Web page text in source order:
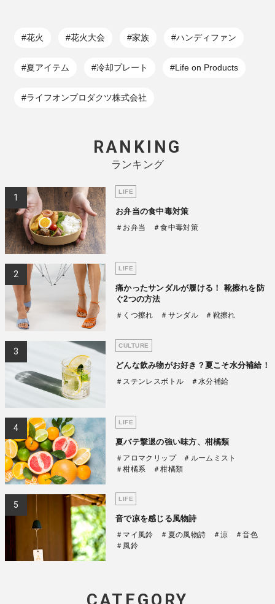
#花火 #花火大会 #家族 #ハンディファン
#夏アイテム #冷却プレート #Life on Products
#ライフオンプロダクツ株式会社
RANKING
ランキング
LIFE
お弁当の食中毒対策
＃お弁当 ＃食中毒対策
LIFE
痛かったサンダルが履ける！ 靴擦れを防
ぐ2つの方法
＃くつ擦れ ＃サンダル ＃靴擦れ
CULTURE
どんな飲み物がお好き？夏こそ水分補給！
＃ステンレスボトル ＃水分補給
LIFE
夏バテ撃退の強い味方、柑橘類
＃アロマクリップ
＃ルームミスト
＃柑橘系
＃柑橘類
LIFE
音で凉を感じる風物詩
＃マイ風鈴 ＃夏の風物詩 ＃涼
＃音色
＃風鈴